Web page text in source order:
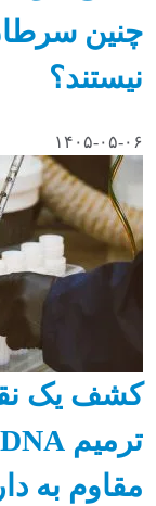
چنین
نیستند؟
۱۴۰۵-۰۵-۰۶
کشف یک
مقاوم به